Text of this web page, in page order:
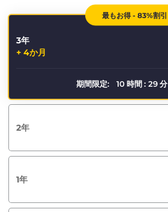
最もお得 - 83%割引
3年
+ 4か月
期間限定: 10時間: 29分
2年
1年